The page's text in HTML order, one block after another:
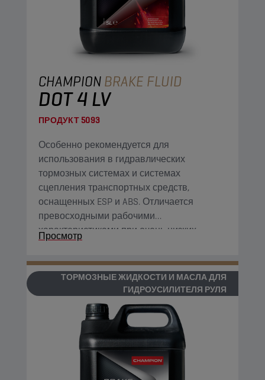
CHAMPIONBRAKE FLUID
DOT 4 LV
ПРОДУКТ5093
Особенно рекомендуется для
использования в гидравлических
тормозных системах и системах
сцепления транспортных средств,
оснащенных ESP и ABS. Отличается
превосходными рабочими
характеристиками при очень низких
температурах.
Просмотр
ТОРМОЗНЫЕ ЖИДКОСТИ И МАСЛА ДЛЯ
ГИДРОУСИЛИТЕЛЯ РУЛЯ